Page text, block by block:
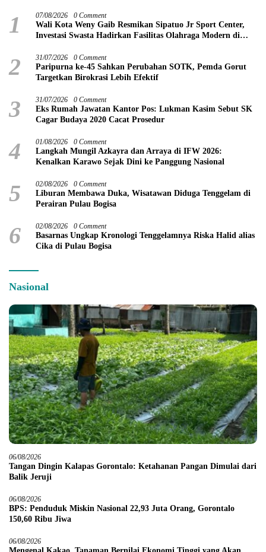
1 07/08/2026 0 Comment
Wali Kota Weny Gaib Resmikan Sipatuo Jr Sport Center,
Investasi Swasta Hadirkan Fasilitas Olahraga Modern di
2 31/07/2026 0 Comment
Paripurna ke-45 Sahkan Perubahan SOTK, Pemda Gorut
Targetkan Birokrasi Lebih Efektif
3 31/07/2026 0 Comment
Eks Rumah Jawatan Kantor Pos: Lukman Kasim Sebut SK
Cagar Budaya 2020 Cacat Prosedur
4 01/08/2026 0 Comment
Langkah Mungil Azkayra dan Arraya di IFW 2026:
Kenalkan Karawo Sejak Dini ke Panggung Nasional
5 02/08/2026 0 Comment
Liburan Membawa Duka, Wisatawan Diduga Tenggelam di
Perairan Pulau Bogisa
6 02/08/2026 0 Comment
Basarnas Ungkap Kronologi Tenggelamnya Riska Halid alias
Cika di Pulau Bogisa
Nasional
06/08/2026
Tangan Dingin Kalapas Gorontalo: Ketahanan Pangan Dimulai dari
Balik Jeruji
06/08/2026
BPS: Penduduk Miskin Nasional 22,93 Juta Orang, Gorontalo
150,60 Ribu Jiwa
06/08/2026